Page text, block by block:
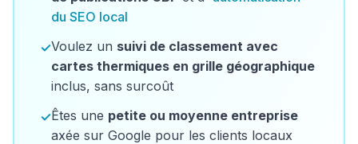
du SEO local
✓Voulez un suivi de classement avec
cartes thermiques en grille géographique
inclus, sans surcoût
✓Êtes une petite ou moyenne entreprise
axée sur Google pour les clients locaux